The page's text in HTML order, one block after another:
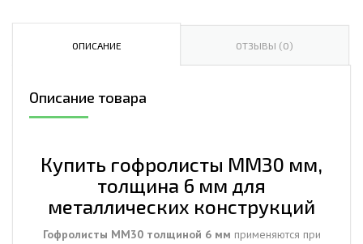
ММ30
для
ОПИСАНИЕ ОТЗЫВЫ (0)
Описание товара
Купить гофролисты ММ30 мм,
толщина 6 мм для
металлических конструкций
Гофролисты ММ30 толщиной 6 мм применяются при